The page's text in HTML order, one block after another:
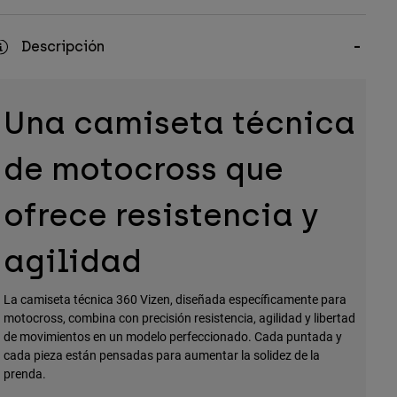
Descripción
Una camiseta técnica
de motocross que
ofrece resistencia y
agilidad
La camiseta técnica 360 Vizen, diseñada específicamente para
motocross, combina con precisión resistencia, agilidad y libertad
de movimientos en un modelo perfeccionado. Cada puntada y
cada pieza están pensadas para aumentar la solidez de la
prenda.